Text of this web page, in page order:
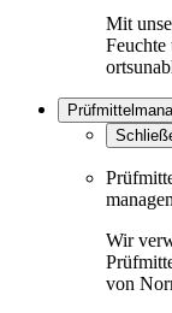
Mit
Wir
von